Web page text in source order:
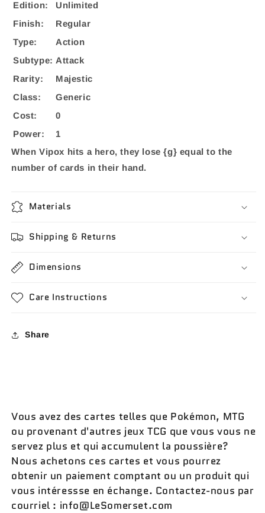
Edition:
Unlimited
Finish:
Regular
Type:
Action
Subtype: Attack
Rarity:
Majestic
Class:
Generic
Cost:
0
Power:
1
When Vipox hits a hero, they lose {g} equal to the
number of cards in their hand.
Materials
Shipping & Returns
Dimensions
Care Instructions
Share
Vous avez des cartes telles que Pokémon, MTG
ou provenant d'autres jeux TCG que vous vous ne
servez plus et qui accumulent la poussière?
Nous achetons ces cartes et vous pourrez
obtenir un paiement comptant ou un produit qui
vous intéressse en échange. Contactez-nous par
courriel : info@LeSomerset.com